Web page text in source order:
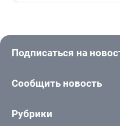
Подписаться на
Сообщить новость
Рубрики